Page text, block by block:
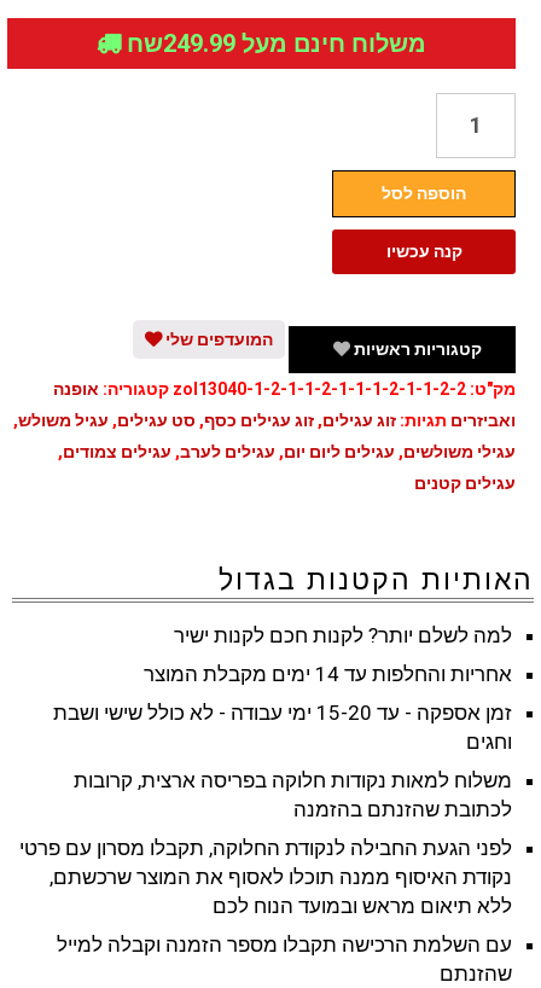
משלוח חינם מעל 249.99שח
מארז
אופנתיים
הוספה לסל
קנה עכשיו
קטגוריות ראשיות
המועדפים שלי
מק"ט: zol13040-1-2-1-1-2-1-1-1-2-1-1-2-2 קטגוריה: אופנה
ואביזרים תגיות: זוג עגילים, זוג עגילים כסף, סט עגילים, עגיל משולש,
עגילי משולשים, עגילים ליום יום, עגילים לערב, עגילים צמודים,
עגילים קטנים
האותיות הקטנות בגדול
למה לשלם יותר? לקנות חכם לקנות ישיר
אחריות והחלפות עד 14 ימים מקבלת המוצר
זמן אספקה - עד 15-20 ימי עבודה - לא כולל שישי ושבת
וחגים
משלוח למאות נקודות חלוקה בפריסה ארצית, קרובות
לכתובת שהזנתם בהזמנה
לפני הגעת החבילה לנקודת החלוקה, תקבלו מסרון עם פרטי
נקודת האיסוף ממנה תוכלו לאסוף את המוצר שרכשתם,
ללא תיאום מראש ובמועד הנוח לכם
עם השלמת הרכישה תקבלו מספר הזמנה וקבלה למייל
שהזנתם